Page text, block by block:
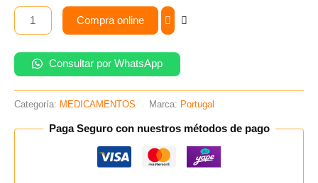
cantidad
Compra online
Consultar por WhatsApp
Categoría: MEDICAMENTOS Marca: Portugal
Paga Seguro con nuestros métodos de pago